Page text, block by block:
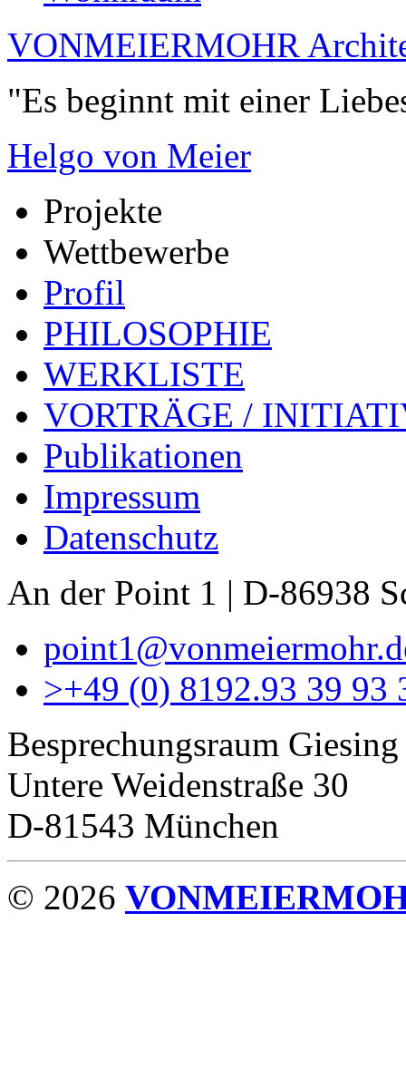
VONMEIERMOHR
"Es beginnt mit einer
Helgo von Meier
Projekte
Wettbewerbe
Profil
PHILOSOPHIE
WERKLISTE
VORTRÄGE /
Publikationen
Impressum
Datenschutz
An der Point 1 | D-86938
>+49 (0) 8192.93 39 93
Besprechungsraum Giesing
Untere Weidenstraße 30
D-81543 München
© 2026